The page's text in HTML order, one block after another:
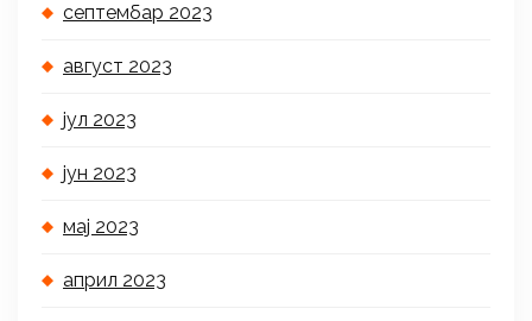
септембар 2023
август 2023
јул 2023
јун 2023
мај 2023
април 2023